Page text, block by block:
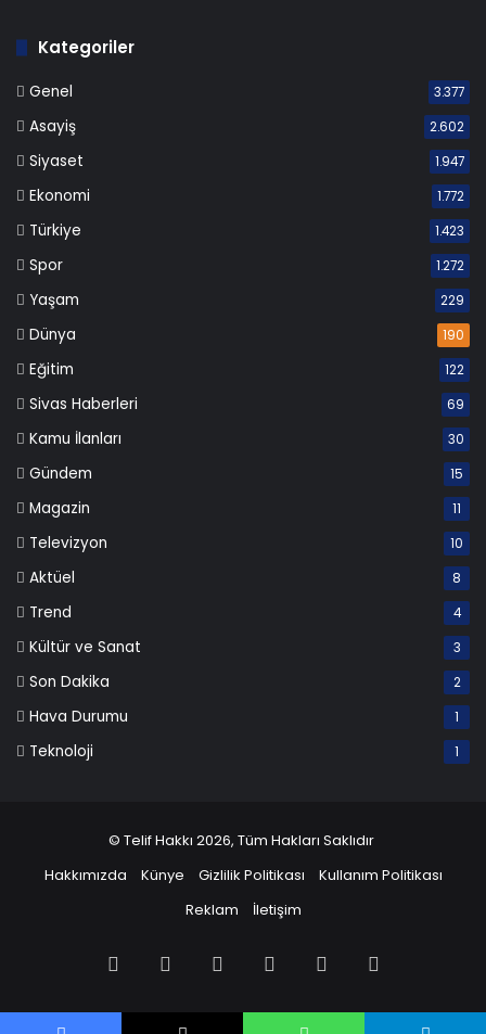
Kategoriler
Genel 3.377
Asayiş 2.602
Siyaset 1.947
Ekonomi 1.772
Türkiye 1.423
Spor 1.272
Yaşam 229
Dünya 190
Eğitim 122
Sivas Haberleri 69
Kamu İlanları 30
Gündem 15
Magazin 11
Televizyon 10
Aktüel 8
Trend 4
Kültür ve Sanat 3
Son Dakika 2
Hava Durumu 1
Teknoloji 1
© Telif Hakkı 2026, Tüm Hakları Saklıdır
Hakkımızda
Künye Gizlilik Politikası
Kullanım Politikası
Reklam
İletişim
Facebook PinterestLinkedInYouTube